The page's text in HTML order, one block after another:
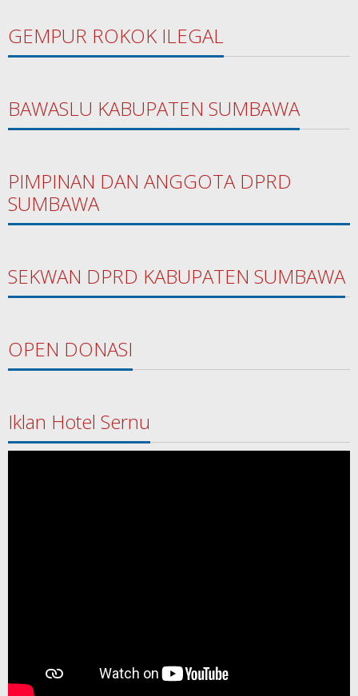
GEMPUR ROKOK ILEGAL
BAWASLU KABUPATEN SUMBAWA
PIMPINAN DAN ANGGOTA DPRD
SUMBAWA
SEKWAN DPRD KABUPATEN SUMBAWA
OPEN DONASI
Iklan Hotel Sernu